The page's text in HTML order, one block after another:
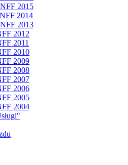
2015
2014
2013
2012
2011
2010
2009
2008
2007
2006
2005
2004